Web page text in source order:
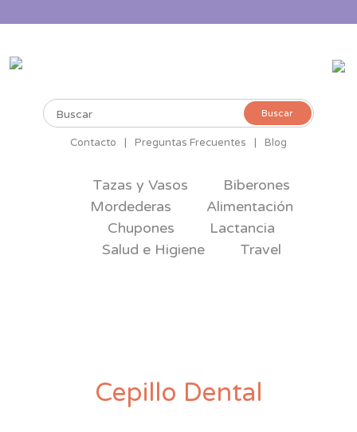
Buscar
Buscar
Contacto Preguntas Frecuentes Blog
Tazas y Vasos
Biberones
Mordederas
Alimentación
Chupones
Lactancia
Salud e Higiene
Travel
Cepillo Dental